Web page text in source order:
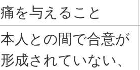
痛を与えること
本人との間で合意が
形成されていない、